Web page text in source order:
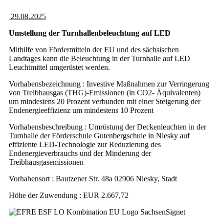
29.08.2025
Umstellung der Turnhallenbeleuchtung auf LED
Mithilfe von Fördermitteln der EU und des sächsischen
Landtages kann die Beleuchtung in der Turnhalle auf LED
Leuchtmittel umgerüstet werden.
Vorhabensbezeichnung : Investive Maßnahmen zur Verringerung
von Treibhausgas (THG)-Emissionen (in CO2- Äquivalenten)
um mindestens 20 Prozent verbunden mit einer Steigerung der
Endenergieeffizienz um mindestens 10 Prozent
Vorhabensbeschreibung : Umrüstung der Deckenleuchten in der
Turnhalle der Förderschule Gutenbergschule in Niesky auf
effiziente LED-Technologie zur Reduzierung des
Endenergieverbrauchs und der Minderung der
Treibhausgasemissionen
Vorhabensort : Bautzener Str. 48a 02906 Niesky, Stadt
Höhe der Zuwendung : EUR 2.667,72